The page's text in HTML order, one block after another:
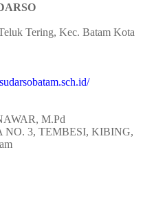
Tering, Kec. Batam Kota
M.Pd
NO. 3, TEMBESI, KIBING,